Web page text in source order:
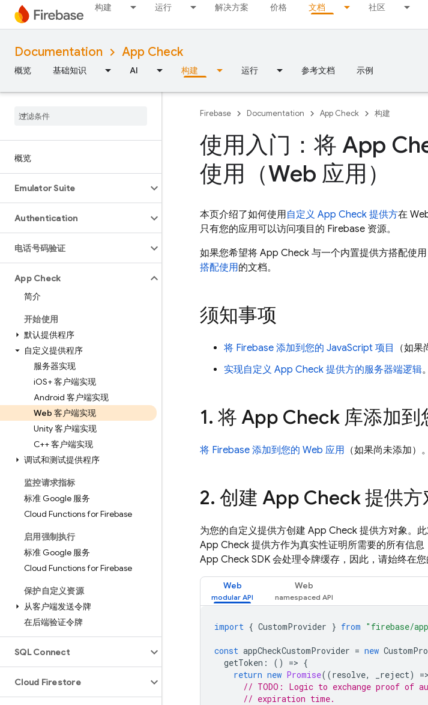
构建 运行 解决方案 价格 文档 社区
Documentation App Check
概览 基础知识 AI 构建 运行 参考文档 示例
概览
Emulator Suite
Authentication
电话号码验证
App Check
简介
开始使用
默认提供程序
自定义提供程序
服务器实现
iOS+ 客户端实现
Android 客户端实现
Web 客户端实现
Unity 客户端实现
C++ 客户端实现
调试和测试提供程序
监控请求指标
标准 Google 服务
Cloud Functions for Firebase
启用强制执行
标准 Google 服务
Cloud Functions for Firebase
保护自定义资源
从客户端发送令牌
在后端验证令牌
SQL Connect
Cloud Firestore
Firebase Documentation App Check 构建
使用入门：将 App
使用（Web 应用）
本页介绍了如何使用自定义 App Check 提供方在
只有您的应用可以访问项目的 Firebase 资源。
如果您希望将 App Check 与一个内置提供方搭配使
搭配使用的文档。
须知事项
将 Firebase 添加到您的 JavaScript 项目
（如果
实现自定义 App Check 提供方的服务器端逻辑。
1. 将 App Check 库添加到
将 Firebase 添加到您的 Web 应用 （如果尚未添加）
2. 创建 App Check提供方
为您的自定义提供方创建 App Check 提供方对象。
App Check 提供方作为真实性证明所需要的所有信
App Check SDK 会处理令牌缓存，因此，请始终在您
Web Web
import { CustomProvider } from "firebase/
const appCheckCustomProvider = new
getToken : () => {
return new Promise((resolve, _reject) =>
// TODO: Logic to exchange proof of
// expiration time.